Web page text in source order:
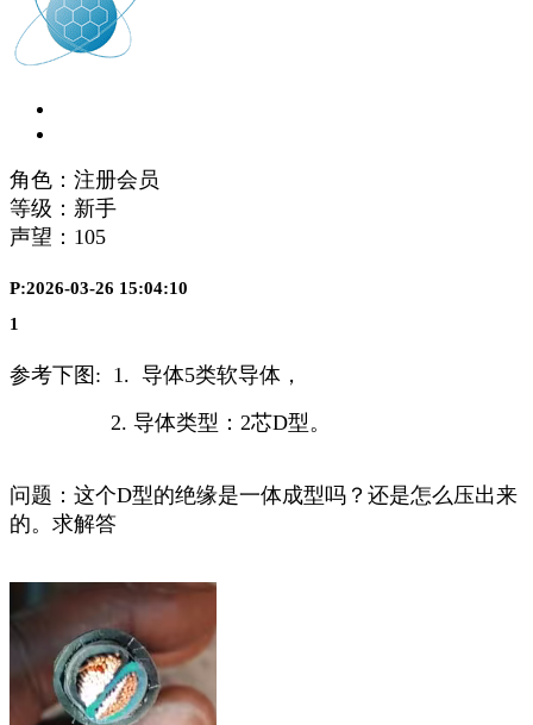
角色：注册会员
等级：新手
声望： 105
P:2026-03-26 15:04:10
1
参考下图: 1. 导体5类软导体，
2. 导体类型：2芯D型。
问题：这个D型的绝缘是一体成型吗？还是怎么压出来
的。求解答